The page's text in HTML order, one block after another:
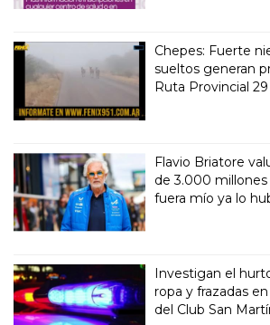
Chepes: Fuerte
sueltos generan
Ruta Provincial 29
Flavio Briatore
de 3.000 millones
fuera mío ya lo
Investigan el
ropa y frazadas
del Club San